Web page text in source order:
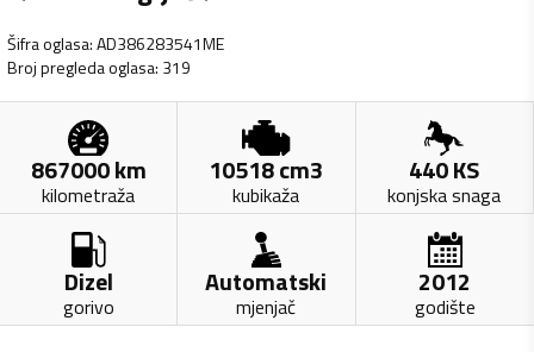
Šifra oglasa:AD386283541ME
Broj pregleda oglasa: 319
867000km
kilometraža
10518cm3
kubikaža
440KS
konjska snaga
Dizel
gorivo
Automatski
mjenjač
2012
godište